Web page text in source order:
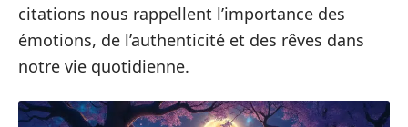
citations nous rappellent l’importance des
émotions, de l’authenticité et des rêves dans
notre vie quotidienne.